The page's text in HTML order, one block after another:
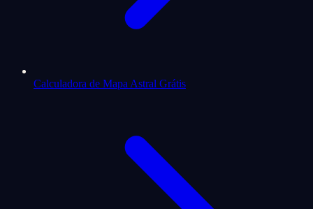
Calculadora de Mapa Astral Grátis